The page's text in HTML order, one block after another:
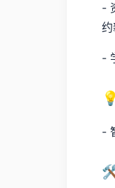
-
约
-
-
🛠️